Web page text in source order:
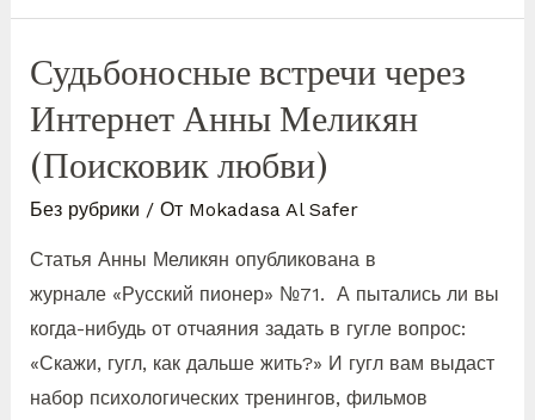
Судьбоносные встречи через
Интернет Анны Меликян
(Поисковик любви)
Без рубрики / От Mokadasa Al Safer
Статья Анны Меликян опубликована в
журнале «Русский пионер» №71. А пытались ли вы
когда-нибудь от отчаяния задать в гугле вопрос:
«Скажи, гугл, как дальше жить?» И гугл вам выдаст
набор психологических тренингов, фильмов